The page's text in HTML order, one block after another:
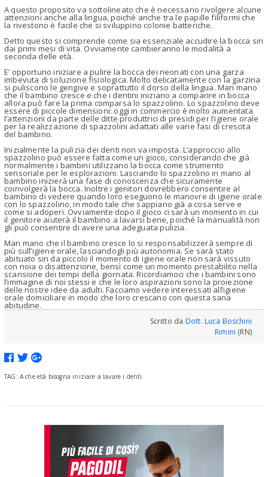
A questo proposito va sottolineato che è necessario rivolgere alcune
attenzioni anche alla lingua, poiché anche tra le papille filiformi che
la rivestono è facile che si sviluppino colonie batteriche.
Detto questo si comprende come sia essenziale accudire la bocca sin
dai primi mesi di vita. Ovviamente cambieranno le modalità a
seconda delle età.
E’ opportuno iniziare a pulire la bocca dei neonati con una garza
imbevuta di soluzione fisiologica. Molto delicatamente con la garzina
si puliscono le gengive e soprattutto il dorso della lingua. Man mano
che il bambino cresce e che i dentini iniziano a comparire in bocca
allora può fare la prima comparsa lo spazzolino. Lo spazzolino deve
essere di piccole dimensioni: oggi in commercio è molto aumentata
l’attenzioni da parte delle ditte produttrici di presidi per l’igiene orale
per la realizzazione di spazzolini adattati alle varie fasi di crescita
del bambino.
Inizialmente la pulizia dei denti non va imposta. L’approccio allo
spazzolino può essere fatta come un gioco, considerando che già
normalmente i bambini utilizzano la bocca come strumento
sensoriale per le esplorazioni. Lasciando lo spazzolino in mano al
bambino inizierà una fase di conoscenza che sicuramente
coinvolgerà la bocca. Inoltre i genitori dovrebbero consentire al
bambino di vedere quando loro eseguono le manovre di igiene orale
con lo spazzolino, in modo tale che sappiano già a cosa serve e
come si adoperi. Ovviamente dopo il gioco ci sarà un momento in cui
il genitore aiuterà il bambino a lavarsi bene, poiché la manualità non
gli può consentire di avere una adeguata pulizia.
Man mano che il bambino cresce lo si responsabilizzerà sempre di
più sull’igiene orale, lasciandogli più autonomia. Se sarà stato
abituato sin da piccolo il momento di igiene orale non sarà vissuto
con noia o disattenzione, bensì come un momento prestabilito nella
scansione dei tempi della giornata. Ricordiamoci che i bambini sono
l’immagine di noi stessi e che le loro aspirazioni sono la proiezione
delle nostre idee da adulti. Facciamo vedere interessati all’igiene
orale domiciliare in modo che loro crescano con questa sana
abitudine.
Scritto da Dott. Luca Boschini
Rimini (RN)
TAG: A che età bisogna iniziare a lavare i denti